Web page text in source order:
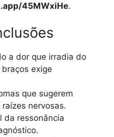
45MWxiHe.
a dor que irradia do
exige
que sugerem
nervosas.
da ressonância